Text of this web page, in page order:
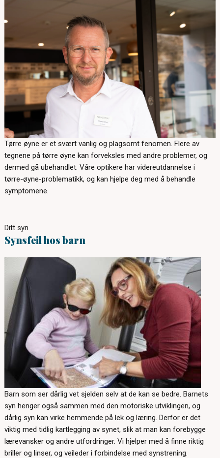
Tørre øyne er et svært vanlig og plagsomt fenomen. Flere av
tegnene på tørre øyne kan forveksles med andre problemer, og
dermed gå ubehandlet. Våre optikere har videreutdannelse i
tørre-øyne-problematikk, og kan hjelpe deg med å behandle
symptomene.
Ditt syn
Synsfeil hos barn
Barn som ser dårlig vet sjelden selv at de kan se bedre. Barnets
syn henger også sammen med den motoriske utviklingen, og
dårlig syn kan virke hemmende på lek og læring. Derfor er det
viktig med tidlig kartlegging av synet, slik at man kan forebygge
lærevansker og andre utfordringer. Vi hjelper med å finne riktig
briller og linser, og veileder i forbindelse med synstrening.